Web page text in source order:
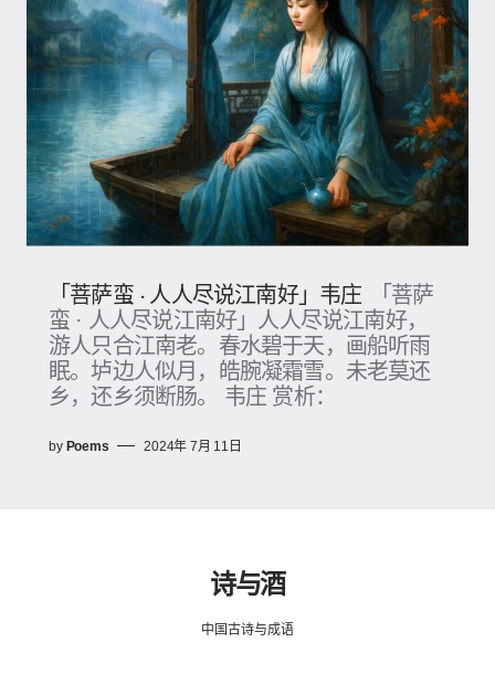
「菩萨蛮 · 人人尽说江南好」韦庄
「菩萨
蛮 · 人人尽说江南好」人人尽说江南好，
游人只合江南老。春水碧于天，画船听雨
眠。垆边人似月，皓腕凝霜雪。未老莫还
乡，还乡须断肠。 韦庄 赏析：
by Poems 2024年 7月 11日
诗与酒
中国古诗与成语